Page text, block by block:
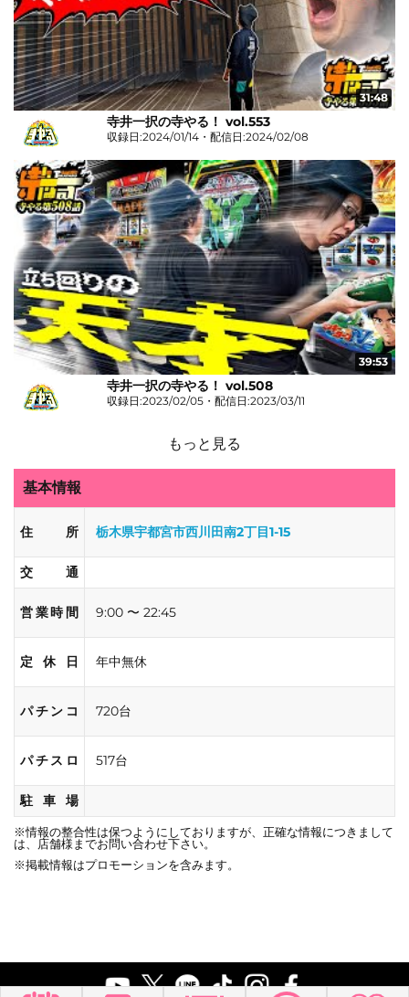
31:48
寺井一択の寺やる！ vol.553
収録日:2024/01/14・配信日:2024/02/08
39:53
寺井一択の寺やる！ vol.508
収録日:2023/02/05・配信日:2023/03/11
もっと見る
基本情報
住所 栃木県宇都宮市西川田南2丁目1-15
交通
営業時間 9:00 〜 22:45
定休日 年中無休
パチンコ 720台
パチスロ 517台
駐車場
※情報の整合性は保つようにしておりますが、正確な情報につきまして
は、店舗様までお問い合わせ下さい。
※掲載情報はプロモーションを含みます。